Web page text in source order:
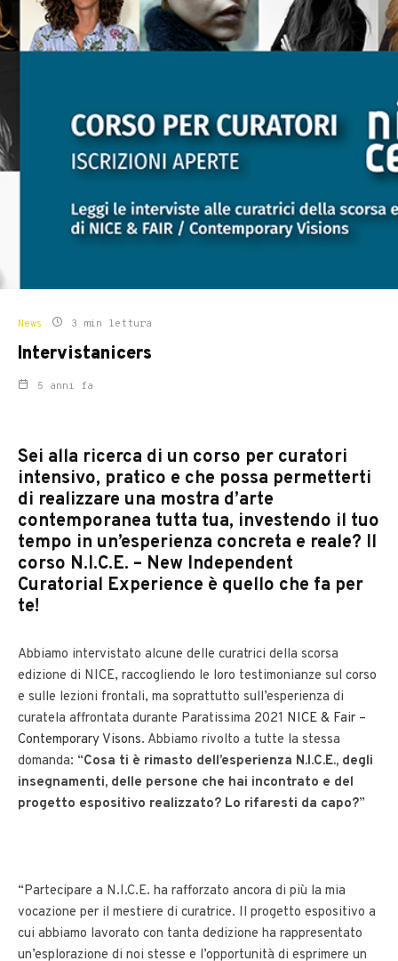
News 3 min lettura
Intervistanicers
5 anni fa
Sei alla ricerca di un corso per curatori
intensivo, pratico e che possa permetterti
di realizzare una mostra d’arte
contemporanea tutta tua, investendo il tuo
tempo in un’esperienza concreta e reale? Il
corso N.I.C.E. – New Independent
Curatorial Experience è quello che fa per
te!
Abbiamo intervistato alcune delle curatrici della scorsa
edizione di NICE, raccogliendo le loro testimonianze sul corso
e sulle lezioni frontali, ma soprattutto sull’esperienza di
curatela affrontata durante Paratissima 2021 NICE & Fair –
Contemporary Visons. Abbiamo rivolto a tutte la stessa
domanda: “Cosa ti è rimasto dell’esperienza N.I.C.E., degli
insegnamenti, delle persone che hai incontrato e del
progetto espositivo realizzato? Lo rifaresti da capo?”
“Partecipare a N.I.C.E. ha rafforzato ancora di più la mia
vocazione per il mestiere di curatrice. Il progetto espositivo a
cui abbiamo lavorato con tanta dedizione ha rappresentato
un’esplorazione di noi stesse e l’opportunità di esprimere un